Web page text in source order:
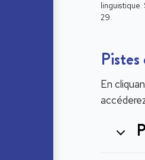
linguistique.
29.
En